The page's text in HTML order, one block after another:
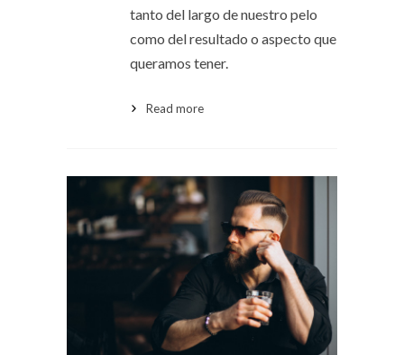
tanto del largo de nuestro pelo
como del resultado o aspecto que
queramos tener.
Read more